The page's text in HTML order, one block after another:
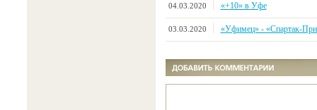
04.03.2020 «+10» в Уфе
03.03.2020 «Уфимец» - «Спартак-